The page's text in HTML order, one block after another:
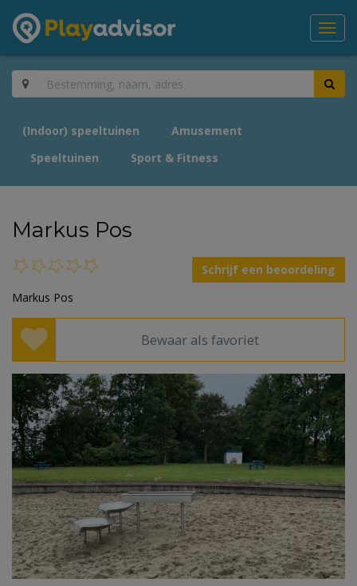
(Indoor) speeltuinen
Amusement
Speeltuinen
Sport & Fitness
Markus Pos
Schrijf een beoordeling
Markus Pos
Bewaar als favoriet